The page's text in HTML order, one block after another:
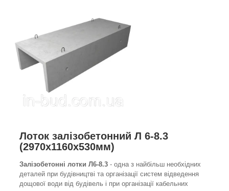
Лоток залізобетонний Л 6-8.3
(2970х1160х530мм)
Залізобетонні лотки Л6-8.3 - одна з найбільш необхідних
деталей при будівництві та організації систем відведення
дощової води від будівель і при організації кабельних